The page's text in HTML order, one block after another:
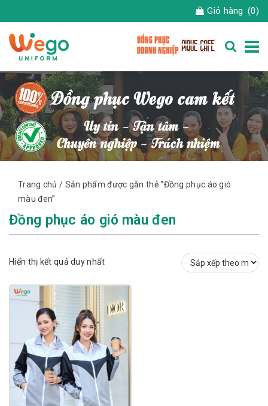
Giỏ hàng (0)
Trang chủ / Sản phẩm được gắn thẻ “Đồng phục áo gió
màu đen”
Đồng phục áo gió màu đen
Hiển thị kết quả duy nhất